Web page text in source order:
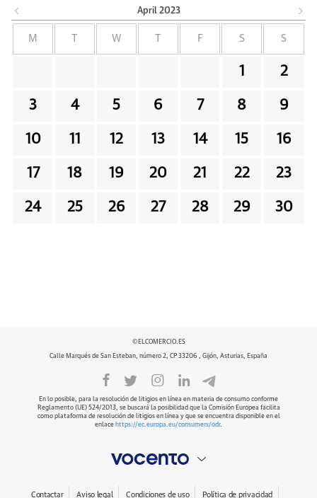
April 2023
M W F S S
1 2
3 4 5 6 7 8 9
10 11 12 13 14 15 16
17 18 19 20 21 22 23
24 25 26 27 28 29 30
©ELCOMERCIO.ES
Calle Marqués de San Esteban, número 2, CP 33206 , Gijón, Asturias, España
En lo posible, para la resolución de litigios en línea en materia de consumo conforme
Reglamento (UE) 524/2013, se buscará la posibilidad que la Comisión Europea facilita
como plataforma de resolución de litigios en línea y que se encuentra disponible en el
enlace https://ec.europa.eu/consumers/odr.
Contactar Aviso legal Condiciones de uso Política de privacidad